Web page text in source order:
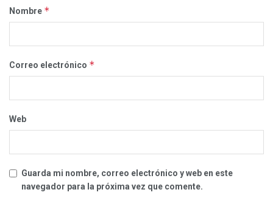
Nombre *
Correo electrónico *
Web
Guarda mi nombre, correo electrónico y web en este
navegador para la próxima vez que comente.